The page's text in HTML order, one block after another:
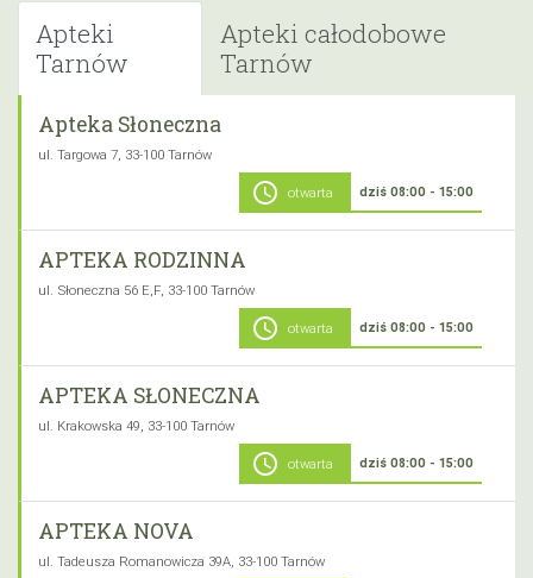
Apteki
Tarnów
Apteki całodobowe
Tarnów
Apteka Słoneczna
ul. Targowa 7, 33-100 Tarnów
schedule otwarta dziś 08:00 - 15:00
APTEKA RODZINNA
ul. Słoneczna 56 E,F, 33-100 Tarnów
schedule otwarta dziś 08:00 - 15:00
APTEKA SŁONECZNA
ul. Krakowska 49, 33-100 Tarnów
schedule otwarta dziś 08:00 - 15:00
APTEKA NOVA
ul. Tadeusza Romanowicza 39A, 33-100 Tarnów